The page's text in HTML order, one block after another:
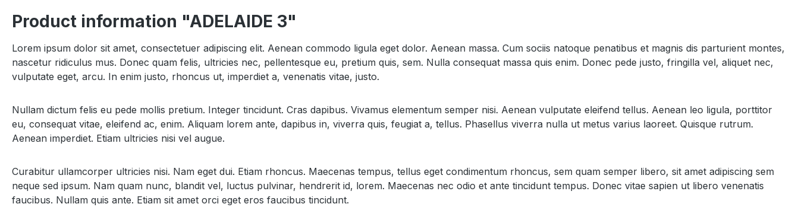
Product information "ADELAIDE 3"
Lorem ipsum dolor sit amet, consectetuer adipiscing elit. Aenean commodo ligula eget dolor. Aenean massa. Cum sociis natoque penatibus et magnis dis parturient montes,
nascetur ridiculus mus. Donec quam felis, ultricies nec, pellentesque eu, pretium quis, sem. Nulla consequat massa quis enim. Donec pede justo, fringilla vel, aliquet nec,
vulputate eget, arcu. In enim justo, rhoncus ut, imperdiet a, venenatis vitae, justo.
Nullam dictum felis eu pede mollis pretium. Integer tincidunt. Cras dapibus. Vivamus elementum semper nisi. Aenean vulputate eleifend tellus. Aenean leo ligula, porttitor
eu, consequat vitae, eleifend ac, enim. Aliquam lorem ante, dapibus in, viverra quis, feugiat a, tellus. Phasellus viverra nulla ut metus varius laoreet. Quisque rutrum.
Aenean imperdiet. Etiam ultricies nisi vel augue.
Curabitur ullamcorper ultricies nisi. Nam eget dui. Etiam rhoncus. Maecenas tempus, tellus eget condimentum rhoncus, sem quam semper libero, sit amet adipiscing sem
neque sed ipsum. Nam quam nunc, blandit vel, luctus pulvinar, hendrerit id, lorem. Maecenas nec odio et ante tincidunt tempus. Donec vitae sapien ut libero venenatis
faucibus. Nullam quis ante. Etiam sit amet orci eget eros faucibus tincidunt.